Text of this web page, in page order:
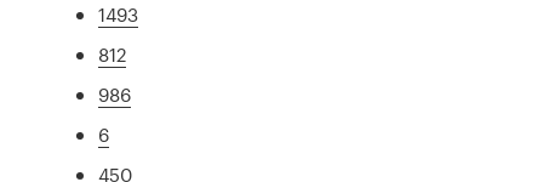
1493
812
986
6
450